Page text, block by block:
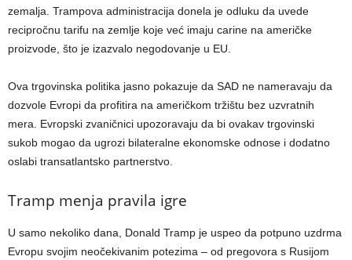
zemalja. Trampova administracija donela je odluku da uvede
recipročnu tarifu na zemlje koje već imaju carine na američke
proizvode, što je izazvalo negodovanje u EU.
Ova trgovinska politika jasno pokazuje da SAD ne nameravaju da
dozvole Evropi da profitira na američkom tržištu bez uzvratnih
mera. Evropski zvaničnici upozoravaju da bi ovakav trgovinski
sukob mogao da ugrozi bilateralne ekonomske odnose i dodatno
oslabi transatlantsko partnerstvo.
Tramp menja pravila igre
U samo nekoliko dana, Donald Tramp je uspeo da potpuno uzdrma
Evropu svojim neočekivanim potezima – od pregovora s Rusijom